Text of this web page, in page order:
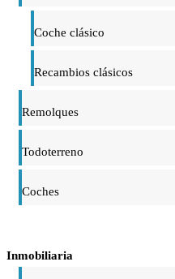
Coche clásico
Recambios clásicos
Remolques
Todoterreno
Coches
Inmobiliaria